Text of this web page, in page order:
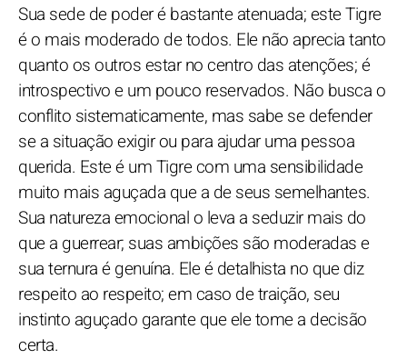
Sua sede de poder é bastante atenuada; este Tigre
é o mais moderado de todos. Ele não aprecia tanto
quanto os outros estar no centro das atenções; é
introspectivo e um pouco reservados. Não busca o
conflito sistematicamente, mas sabe se defender
se a situação exigir ou para ajudar uma pessoa
querida. Este é um Tigre com uma sensibilidade
muito mais aguçada que a de seus semelhantes.
Sua natureza emocional o leva a seduzir mais do
que a guerrear; suas ambições são moderadas e
sua ternura é genuína. Ele é detalhista no que diz
respeito ao respeito; em caso de traição, seu
instinto aguçado garante que ele tome a decisão
certa.